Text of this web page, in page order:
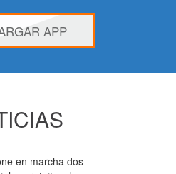
APP
en marcha dos